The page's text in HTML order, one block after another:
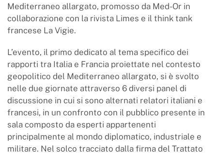
Mediterraneo allargato, promosso da Med-Or in
collaborazione con la rivista Limes e il think tank
francese La Vigie.
L’evento, il primo dedicato al tema specifico dei
rapporti tra Italia e Francia proiettate nel contesto
geopolitico del Mediterraneo allargato, si è svolto
nelle due giornate attraverso 6 diversi panel di
discussione in cui si sono alternati relatori italiani e
francesi, in un confronto con il pubblico presente in
sala composto da esperti appartenenti
principalmente al mondo diplomatico, industriale e
militare. Nel solco tracciato dalla firma del Trattato